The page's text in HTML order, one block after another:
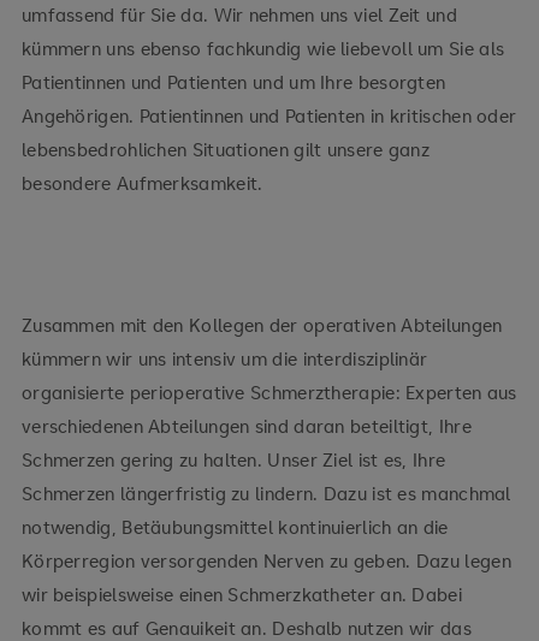
umfassend für Sie da. Wir nehmen uns viel Zeit und
kümmern uns ebenso fachkundig wie liebevoll um Sie als
Patientinnen und Patienten und um Ihre besorgten
Angehörigen. Patientinnen und Patienten in kritischen oder
lebensbedrohlichen Situationen gilt unsere ganz
besondere Aufmerksamkeit.
Zusammen mit den Kollegen der operativen Abteilungen
kümmern wir uns intensiv um die interdisziplinär
organisierte perioperative Schmerztherapie: Experten aus
verschiedenen Abteilungen sind daran beteiltigt, Ihre
Schmerzen gering zu halten. Unser Ziel ist es, Ihre
Schmerzen längerfristig zu lindern. Dazu ist es manchmal
notwendig, Betäubungsmittel kontinuierlich an die
Körperregion versorgenden Nerven zu geben. Dazu legen
wir beispielsweise einen Schmerzkatheter an. Dabei
kommt es auf Genauikeit an. Deshalb nutzen wir das